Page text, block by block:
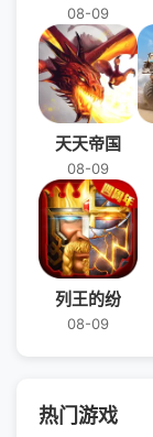
08-09
天天帝国
08-09
列王的纷
08-09
热门游戏